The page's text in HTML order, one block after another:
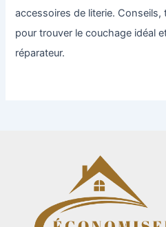
accessoires de literie. Conseils,
pour trouver le couchage idéal
réparateur.